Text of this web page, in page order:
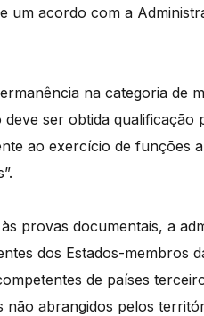
um acordo com a
na categoria de
ser obtida qualificação
ao exercício de funções
provas documentais, a
dos Estados-membros
de países
abrangidos pelos